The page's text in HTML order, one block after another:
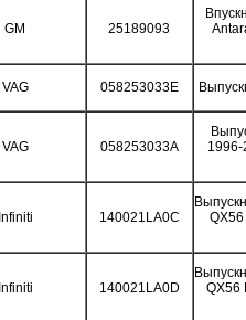
GM 25189093
VAG 058253033E
VAG 058253033A
1996-
Infiniti 140021LA0C
Infiniti 140021LA0D
QX56